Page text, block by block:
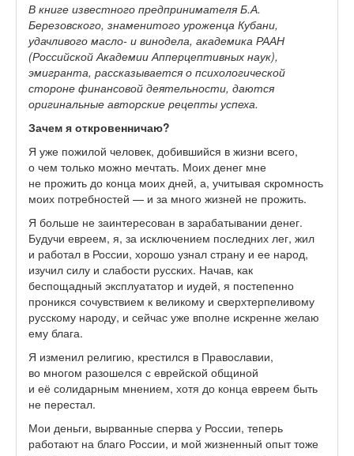
В книге известного предпринимателя Б.А.
Березовского, знаменитого уроженца Кубани,
удачливого масло- и винодела, академика РААН
(Российской Академии Апперцептивных наук),
эмигранта, рассказывается о психологической
стороне финансовой деятельности, даются
оригинальные авторские рецепты успеха.
Зачем я откровенничаю?
Я уже пожилой человек, добившийся в жизни всего,
о чем только можно мечтать. Моих денег мне
не прожить до конца моих дней, а, учитывая скромность
моих потребностей — и за много жизней не прожить.
Я больше не заинтересован в зарабатывании денег.
Будучи евреем, я, за исключением последних лег, жил
и работал в России, хорошо узнал страну и ее народ,
изучил силу и слабости русских. Начав, как
беспощадный эксплуататор и иудей, я постепенно
проникся сочувствием к великому и сверхтерпеливому
русскому народу, и сейчас уже вполне искренне желаю
ему блага.
Я изменил религию, крестился в Православии,
во многом разошелся с еврейской общиной
и её солидарным мнением, хотя до конца евреем быть
не перестал.
Мои деньги, вырванные сперва у России, теперь
работают на благо России, и мой жизненный опыт тоже